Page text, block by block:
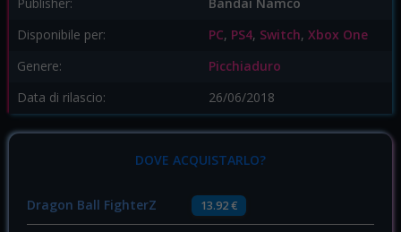
Disponibile per:
PC, PS4, Switch, Xbox One
Genere:
Picchiaduro
Data di rilascio:
26/06/2018
DOVE ACQUISTARLO?
Dragon Ball FighterZ 13.92 €